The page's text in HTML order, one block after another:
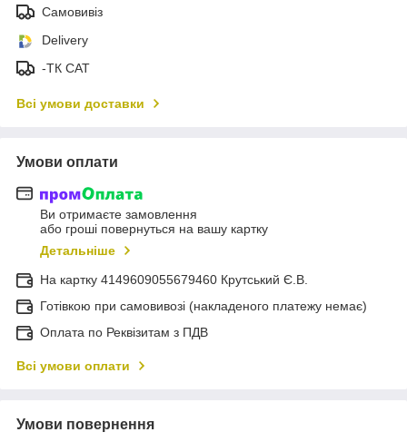
Самовивіз
Delivery
-ТК САТ
Всі умови доставки
Умови оплати
Ви отримаєте замовлення
або гроші повернуться на вашу картку
Детальніше
На картку 4149609055679460 Крутський Є.В.
Готівкою при самовивозі (накладеного платежу немає)
Оплата по Реквізитам з ПДВ
Всі умови оплати
Умови повернення